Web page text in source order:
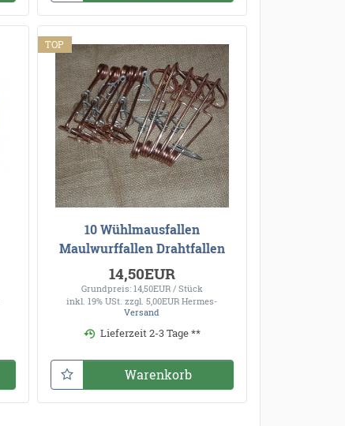
TOP
10 Wühlmausfallen
Maulwurffallen Drahtfallen
14,50EUR
Grundpreis: 14,50EUR / Stück
inkl. 19% USt. zzgl. 5,00EUR Hermes-
Versand
Lieferzeit 2-3 Tage **
Warenkorb